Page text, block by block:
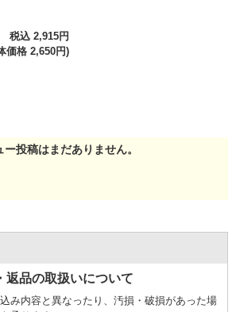
税込 2,915円
価格 2,650円)
ー投稿はまだありません。
返品の取扱いについて
み内容と異なったり、汚損・破損があった場